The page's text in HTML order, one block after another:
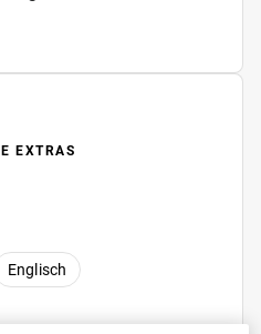
EXTRAS
Englisch